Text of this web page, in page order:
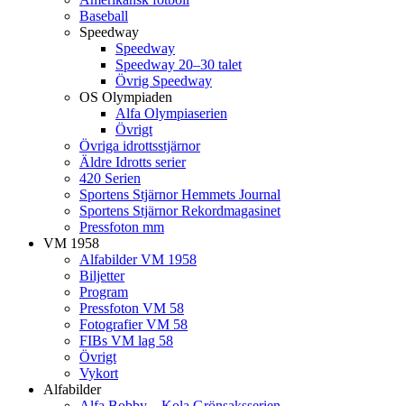
Baseball
Speedway
Speedway
Speedway 20–30 talet
Övrig Speedway
OS Olympiaden
Alfa Olympiaserien
Övrigt
Övriga idrottsstjärnor
Äldre Idrotts serier
420 Serien
Sportens Stjärnor Hemmets Journal
Sportens Stjärnor Rekordmagasinet
Pressfoton mm
VM 1958
Alfabilder VM 1958
Biljetter
Program
Pressfoton VM 58
Fotografier VM 58
FIBs VM lag 58
Övrigt
Vykort
Alfabilder